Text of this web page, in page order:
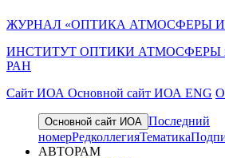
ЖУРНАЛ «ОПТИКА АТМОСФЕРЫ
ИНСТИТУТ ОПТИКИ АТМОСФЕРЫ
РАН
Cайт ИОА Основной сайт ИОА ENG
Основной сайт ИОА Последний
номерРедколлегияТематика
АВТОРАМ